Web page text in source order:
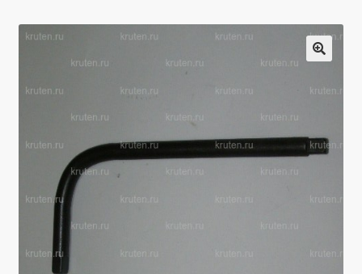
Мой аккаунт
Политика в отношении обработки персональных
данных
Юридические данные